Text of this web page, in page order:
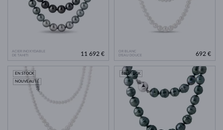
ACIER INOXYDABLE
DE TAHITI
11 692 €
OR BLANC
D'EAU DOUCE
692 €
EN STOCK
NOUVEAUTÉ
EN STOCK